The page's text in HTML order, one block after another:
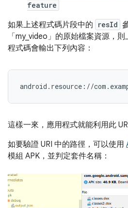
feature
如果上述程式碼片段中的 resId
「my_video」的原始檔案資源，則
程式碼會輸出下列內容：
這樣一來，應用程式就能利用此
如要驗證 URI 中的路徑，可以使用
模組 APK，並判定套件名稱：